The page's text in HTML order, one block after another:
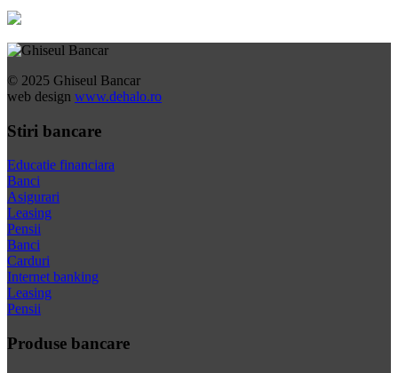
© 2025 Ghiseul Bancar
web design www.dehalo.ro
Stiri bancare
Educatie financiara
Banci
Asigurari
Leasing
Pensii
Banci
Carduri
Internet banking
Leasing
Pensii
Produse bancare